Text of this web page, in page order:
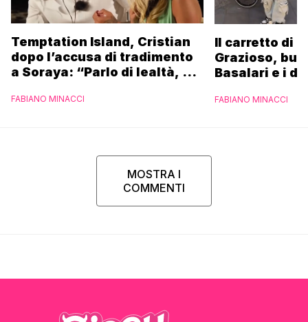
Temptation Island, Cristian
dopo l’accusa di tradimento
a Soraya: “Parlo di lealtà, ma
FABIANO MINACCI
Il carretto di
Grazioso,
Basalari e i
Ferrero”
FABIANO MINACCI
MOSTRA I
COMMENTI